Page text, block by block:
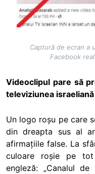
Captură de ecran a
Facebook
Videoclipul pare să
televiziunea israeliană
Un logo roșu pe care
din dreapta sus al
afirmațiile false. La
culoare roșie pe
engleză: „Canalul